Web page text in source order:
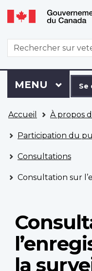
WxT
Search
form
connecter
à
Dossier
ACC
Se
Menu
MENU
êtes
ici
Accueil À propos
Participation du
Consultations
Consultation sur
la